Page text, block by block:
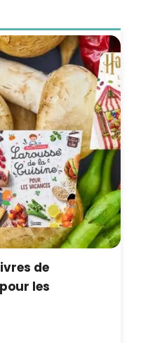
de
les